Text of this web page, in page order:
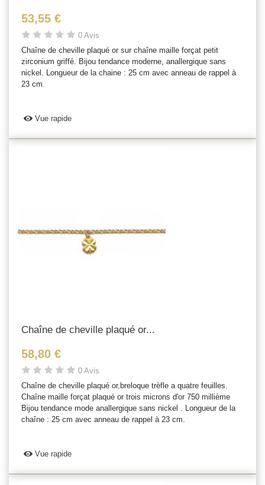
53,55 €
0 Avis
Chaîne de cheville plaqué or sur chaîne maille forçat petit
zirconium griffé. Bijou tendance moderne, anallergique sans
nickel. Longueur de la chaine : 25 cm avec anneau de rappel à
23 cm.
Vue rapide
Chaîne de cheville plaqué or...
58,80 €
0 Avis
Chaîne de cheville plaqué or,breloque trèfle a quatre feuilles.
Chaîne maille forçat plaqué or trois microns d'or 750 millième
Bijou tendance mode anallergique sans nickel . Longueur de la
chaîne : 25 cm avec anneau de rappel à 23 cm.
Vue rapide